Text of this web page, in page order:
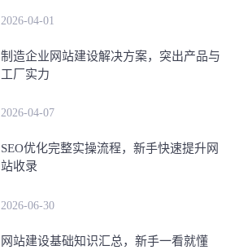
2026-04-01
制造企业网站建设解决方案，突出产品与
工厂实力
2026-04-07
SEO优化完整实操流程，新手快速提升网
站收录
2026-06-30
网站建设基础知识汇总，新手一看就懂